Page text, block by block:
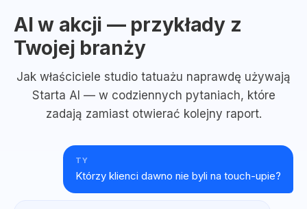
AI w akcji — przykłady z
Twojej branży
Jak właściciele studio tatuażu naprawdę używają
Starta AI — w codziennych pytaniach, które
zadają zamiast otwierać kolejny raport.
TY
Którzy klienci dawno nie byli na touch-upie?